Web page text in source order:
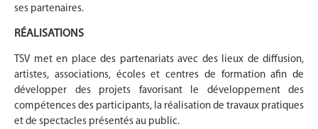
ses partenaires.
RÉALISATIONS
TSV met en place des partenariats avec des lieux de diffusion,
artistes, associations, écoles et centres de formation afin de
développer des projets favorisant le développement des
compétences des participants, la réalisation de travaux pratiques
et de spectacles présentés au public.